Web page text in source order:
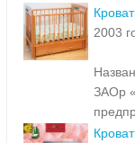
2003
ЗАОр